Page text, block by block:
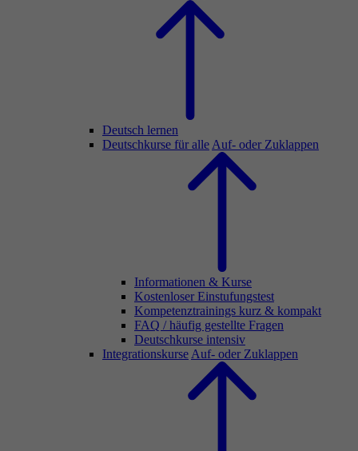
Deutsch lernen
Deutschkurse für alle Auf- oder Zuklappen
Informationen & Kurse
Kostenloser Einstufungstest
Kompetenztrainings kurz & kompakt
FAQ / häufig gestellte Fragen
Deutschkurse intensiv
Integrationskurse Auf- oder Zuklappen